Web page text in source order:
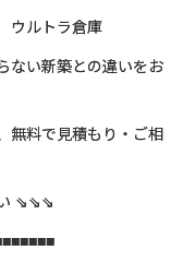
ウルトラ倉庫
ない新築との違いをお
無料で見積もり・ご相
い ⇘⇘⇘